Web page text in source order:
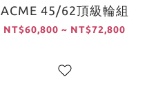
ACME 45/62頂級輪組
NT$60,800 ~ NT$72,800